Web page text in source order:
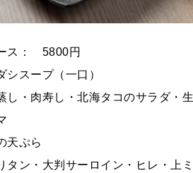
ス： 5800円
ープ（一口）
寿し・北海タコのサラダ・生
ぷら
・大判サーロイン・ヒレ・上ミ